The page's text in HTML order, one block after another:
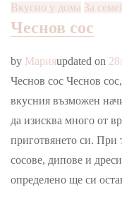
Вкусно у дома За
Чеснов сос
by Марияupdated on
Чеснов сос Чеснов
вкусния възможен
да изисква много от
приготвянето си. При
сосове, дипове и
определено ще си